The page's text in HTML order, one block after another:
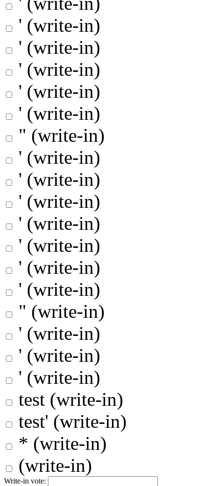
' (write-in)
' (write-in)
' (write-in)
' (write-in)
' (write-in)
" (write-in)
' (write-in)
' (write-in)
' (write-in)
' (write-in)
' (write-in)
' (write-in)
' (write-in)
" (write-in)
' (write-in)
' (write-in)
' (write-in)
test (write-in)
test' (write-in)
* (write-in)
(write-in)
Write-in vote: